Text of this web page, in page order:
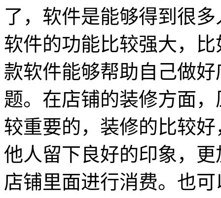
了，软件是能够得到很
软件的功能比较强大，
款软件能够帮助自己做
题。在店铺的装修方面
较重要的，装修的比较
他人留下良好的印象，
店铺里面进行消费。也